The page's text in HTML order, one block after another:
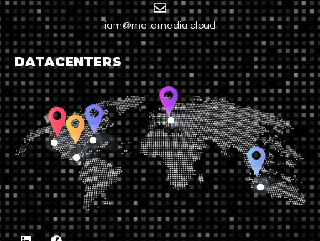
iam@metamedia.cloud
DATACENTERS